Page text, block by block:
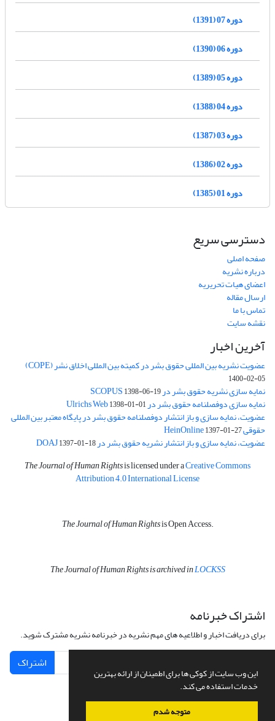
این وب سایت از کوکی ها برای اطمینان از ارائه بهترین
خدمات استفاده می کند.
متوجه شدم
دوره 07 (1391)
دوره 06 (1390)
دوره 05 (1389)
دوره 04 (1388)
دوره 03 (1387)
دوره 02 (1386)
دوره 01 (1385)
دسترسی سریع
صفحه اصلی
درباره نشریه
اعضای هیات تحریریه
ارسال مقاله
تماس با ما
نقشه سایت
آخرین اخبار
عضویت نشریه بین المللی حقوق بشر در کمیته بین المللی اخلاق نشر (COPE)
1400-02-05
نمایه سازی نشریه حقوق بشر در SCOPUS1398-06-19
نمایه سازی دوفصلنامه حقوق بشر در Ulrichs Web1398-01-01
عضویت، نمایه سازی و باز انتشار دوفصلنامه حقوق بشر در پایگاه معتبر بین المللی
حقوقی HeinOnline1397-01-27
عضویت، نمایه سازی و باز انتشار نشریه حقوق بشر در DOAJ1397-01-18
The Journal of Human Rightsis licensed under aCreative Commons
Attribution 4.0 International License
The Journal of Human Rightsis Open Access.
The Journal of Human Rights is archived inLOCKSS
اشتراک خبرنامه
برای دریافت اخبار و اطلاعیه های مهم نشریه در خبرنامه نشریه مشترک شوید.
اشتراک